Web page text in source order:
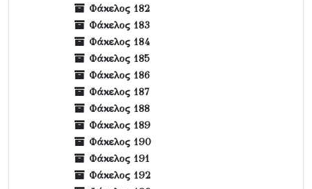
Φάκελος 182
Φάκελος 183
Φάκελος 184
Φάκελος 185
Φάκελος 186
Φάκελος 187
Φάκελος 188
Φάκελος 189
Φάκελος 190
Φάκελος 191
Φάκελος 192